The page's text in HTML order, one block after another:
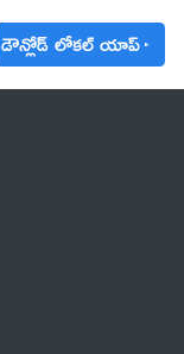
డౌన్లోడ్ లోకల్ యాప్